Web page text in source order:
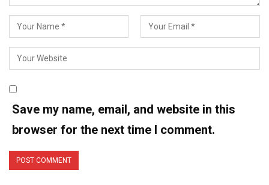
Save my name, email, and website in this
browser for the next time I comment.